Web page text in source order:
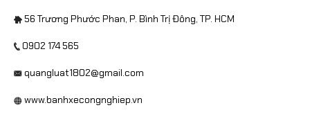
56 Trương Phước Phan, P. Bình Trị Đông, TP. HCM
0902 174 565
quangluat1802@gmail.com
www.banhxecongnghiep.vn